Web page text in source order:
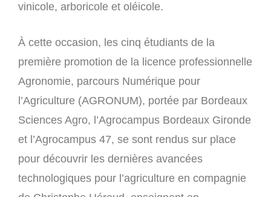
vinicole, arboricole et oléicole.
À cette occasion, les cinq étudiants de la
première promotion de la licence professionnelle
Agronomie, parcours Numérique pour
l’Agriculture (AGRONUM), portée par Bordeaux
Sciences Agro, l’Agrocampus Bordeaux Gironde
et l’Agrocampus 47, se sont rendus sur place
pour découvrir les dernières avancées
technologiques pour l’agriculture en compagnie